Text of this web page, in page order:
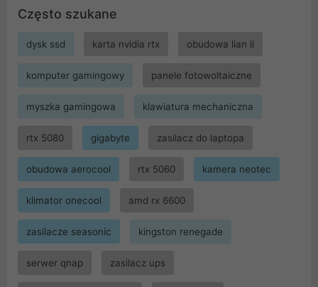
Często szukane
dysk ssd karta nvidia rtx obudowa lian li
komputer gamingowy panele fotowoltaiczne
myszka gamingowa klawiatura mechaniczna
rtx 5080 gigabyte zasilacz do laptopa
obudowa aerocool rtx 5060 kamera neotec
klimator onecool amd rx 6600
zasilacze seasonic kingston renegade
serwer qnap zasilacz ups